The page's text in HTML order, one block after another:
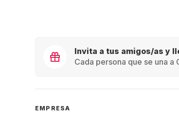
Invita a tus amigos/as y
Cada persona que se una a
EMPRESA